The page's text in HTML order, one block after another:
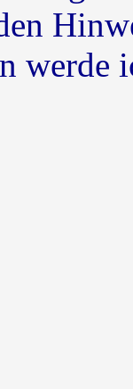
werde